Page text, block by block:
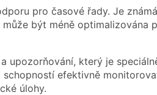
pro časové řady. Je
být méně optimalizována
upozorňování, který je
efektivně
úlohy.